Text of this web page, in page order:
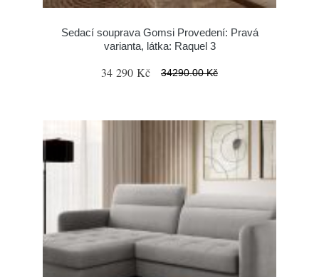
Sedací souprava Gomsi Provedení: Pravá
varianta, látka: Raquel 3
34 290 Kč 34290.00 Kč